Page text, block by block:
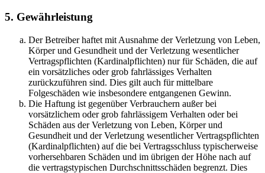
5. Gewährleistung
Der Betreiber haftet mit Ausnahme der Verletzung von Leben,
Körper und Gesundheit und der Verletzung wesentlicher
Vertragspflichten (Kardinalpflichten) nur für Schäden, die auf
ein vorsätzliches oder grob fahrlässiges Verhalten
zurückzuführen sind. Dies gilt auch für mittelbare
Folgeschäden wie insbesondere entgangenen Gewinn.
Die Haftung ist gegenüber Verbrauchern außer bei
vorsätzlichem oder grob fahrlässigem Verhalten oder bei
Schäden aus der Verletzung von Leben, Körper und
Gesundheit und der Verletzung wesentlicher Vertragspflichten
(Kardinalpflichten) auf die bei Vertragsschluss typischerweise
vorhersehbaren Schäden und im übrigen der Höhe nach auf
die vertragstypischen Durchschnittsschäden begrenzt. Dies